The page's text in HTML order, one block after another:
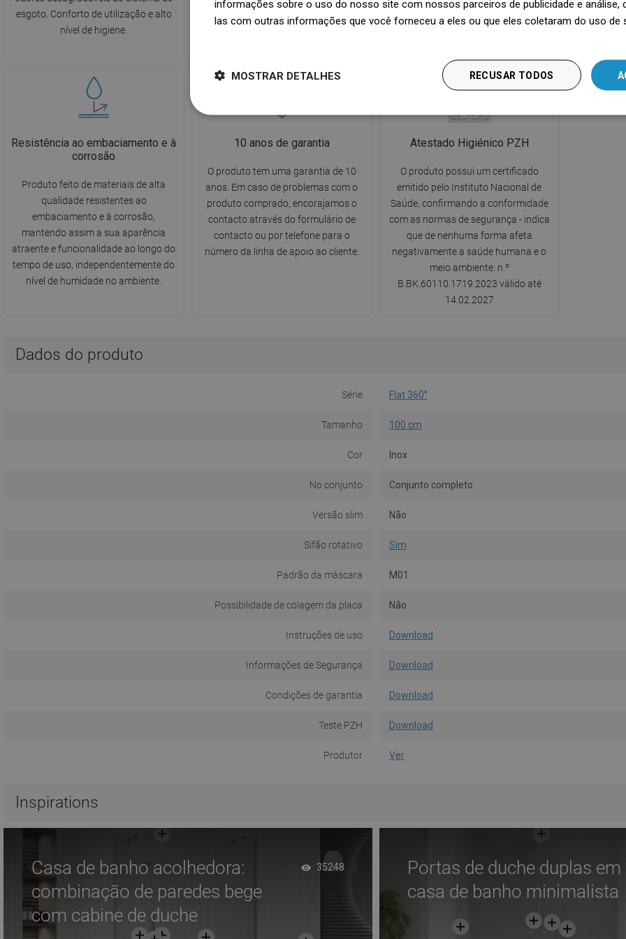
esgoto. Conforto de utilização e alto
nível de higiene.
pela queda da água diretamente no
Resistência ao embaciamento e à
corrosão
Produto feito de materiais de alta
qualidade resistentes ao
embaciamento e à corrosão,
mantendo assim a sua aparência
atraente e funcionalidade ao longo do
tempo de uso, independentemente do
nível de humidade no ambiente.
10 anos de garantia
O produto tem uma garantia de 10
anos. Em caso de problemas com o
produto comprado, encorajamos o
contacto através do formulário de
contacto ou por telefone para o
número da linha de apoio ao cliente.
Atestado Higiénico PZH
O produto possui um certificado
emitido pelo Instituto Nacional de
Saúde, confirmando a conformidade
com as normas de segurança - indica
que de nenhuma forma afeta
negativamente a saúde humana e o
meio ambiente. n.º
B.BK.60110.1719.2023 válido até
14.02.2027
Dados do produto
Série Flat 360°
Tamanho 100 cm
Cor Inox
No conjunto Conjunto completo
Versão slim Não
Sifão rotativo Sim
Padrão da máscara M01
Possibilidade de colagem da placa Não
Instruções de uso Download
Informações de Segurança Download
Condições de garantia Download
Teste PZH Download
Produtor Ver
Inspirations
Casa de banho acolhedora:
combinação de paredes bege
com cabine de duche
35248
Portas de duche duplas em
casa de banho minimalista
informações sobre o uso do nosso site com nossos parceiros de publicidade e análise,
las com outras informações que você forneceu a eles ou que eles coletaram do uso de
RECUSAR TODOS
MOSTRAR DETALHES